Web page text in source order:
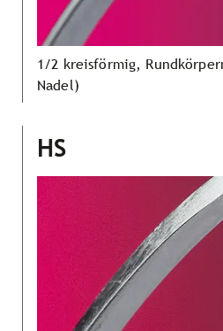
1/2 kreisförmig,
Nadel)
HS